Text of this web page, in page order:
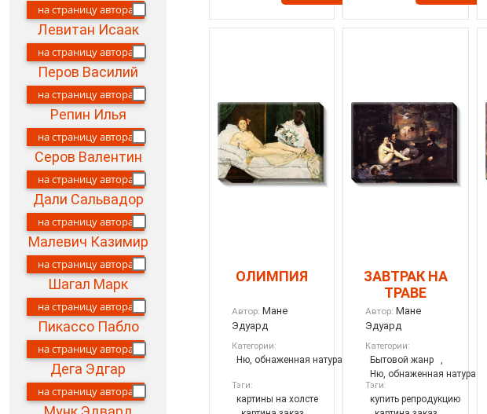
на страницу автора
Левитан Исаак
на страницу автора
Перов Василий
на страницу автора
Репин Илья
на страницу автора
Серов Валентин
на страницу автора
Дали Сальвадор
на страницу автора
Малевич Казимир
на страницу автора
Шагал Марк
на страницу автора
Пикассо Пабло
на страницу автора
Дега Эдгар
на страницу автора
ОЛИМПИЯ
Автор: Мане
Эдуард
Категории:
Ню, обнаженная натура
Тэги:
картины на холсте
ЗАВТРАК НА
ТРАВЕ
Автор: Мане
Эдуард
Категории:
Бытовой жанр
,
Ню, обнаженная натура
Тэги:
купить репродукцию